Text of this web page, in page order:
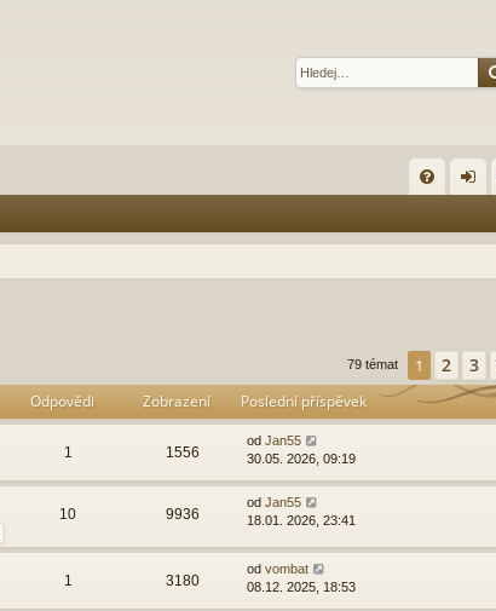
Q lá
79 témat 1 2 3
Odpovědi Zobrazení Poslední příspěvek
1 1556
od Jan55
30.05. 2026, 09:19
10 9936
od Jan55
18.01. 2026, 23:41
1 3180
od vombat
08.12. 2025, 18:53